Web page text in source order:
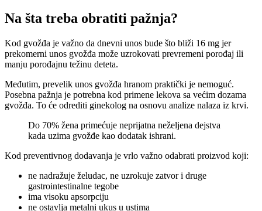
Na šta treba obratiti pažnja?
Kod gvožđa je važno da dnevni unos bude što bliži 16 mg jer
prekomerni unos gvožđa može uzrokovati prevremeni porođaj ili
manju porođajnu težinu deteta.
Međutim, prevelik unos gvožđa hranom praktički je nemoguć.
Posebna pažnja je potrebna kod primene lekova sa većim dozama
gvožđa. To će odrediti ginekolog na osnovu analize nalaza iz krvi.
Do 70% žena primećuje neprijatna neželjena dejstva
kada uzima gvožđe kao dodatak ishrani.
Kod preventivnog dodavanja je vrlo važno odabrati proizvod koji:
ne nadražuje želudac, ne uzrokuje zatvor i druge
gastrointestinalne tegobe
ima visoku apsorpciju
ne ostavlja metalni ukus u ustima